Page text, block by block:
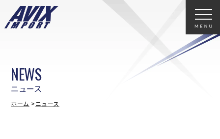
ニュース
NEWS
ホーム ニュース